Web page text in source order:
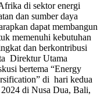
di sektor energi
dan sumber daya
dapat membangun
memenuhi kebutuhan
dan berkontribusi
Direktur Utama
bertema “Energy
di hari kedua
di Nusa Dua, Bali,